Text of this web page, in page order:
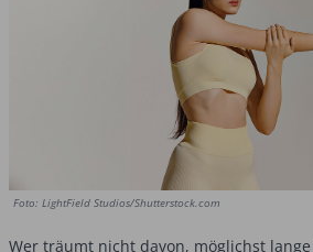
Foto: LightField Studios/Shutterstock.com
Wer träumt nicht davon, möglichst